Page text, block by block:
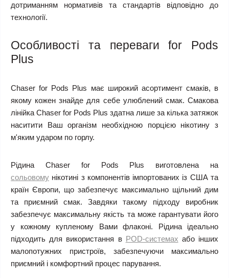
дотриманням нормативів та стандартів відповідно до
технології.
Особливості та переваги for Pods
Plus
Chaser for Pods Plus має широкий асортимент смаків, в
якому кожен знайде для себе улюблений смак. Смакова
лінійка Chaser for Pods Plus здатна лише за кілька затяжок
наситити Ваш організм необхідною порцією нікотину з
м'яким ударом по горлу.
Рідина Chaser for Pods Plus виготовлена на
сольовому нікотині з компонентів імпортованих із США та
країн Європи, що забезпечує максимально щільний дим
та приємний смак. Завдяки такому підходу виробник
забезпечує максимальну якість та може гарантувати його
у кожному купленому Вами флаконі. Рідина ідеально
підходить для використання в POD-системах або інших
малопотужних пристроїв, забезпечуючи максимально
приємний і комфортний процес парування.